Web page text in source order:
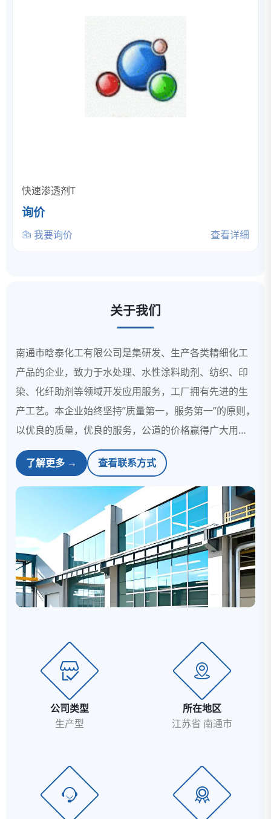
快速渗透剂T
询价
我要询价 查看详细
关于我们
南通市晗泰化工有限公司是集研发、生产各类精细化工
产品的企业，致力于水处理、水性涂料助剂、纺织、印
染、化纤助剂等领域开发应用服务，工厂拥有先进的生
产工艺。本企业始终坚持”质量第一，服务第一”的原则，
以优良的质量，优良的服务，公道的价格赢得广大用户
的肯定，与众多国内骨干企业建立长期稳定的合
作。 关注业内最新动态，进行新产品的开发、特殊
产品的试制、测试和应用研究工作。
了解更多 → 查看联系方式
公司类型
生产型
所在地区
江苏省 南通市